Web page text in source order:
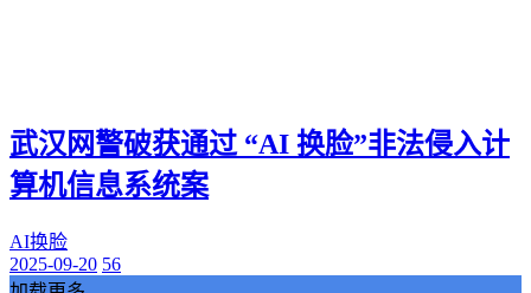
武汉网警破获通过 “AI 换脸”非法侵入计
算机信息系统案
AI换脸
2025-09-20 56